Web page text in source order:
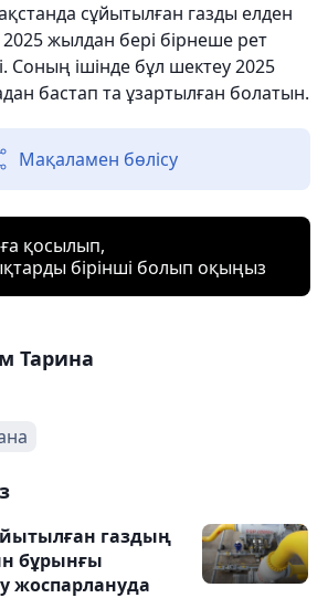
сұйытылған газды елден
жылдан бері бірнеше рет
Соның ішінде бұл шектеу 2025
бастап та ұзартылған болатын.
Мақаламен бөлісу
қосылып,
бірінші болып оқыңыз
Тарина
газдың
бұрынғы
жоспарлануда